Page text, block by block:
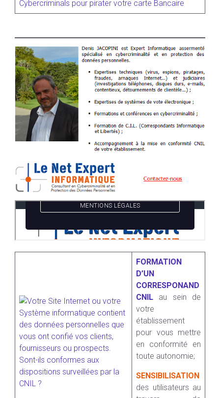
Cybercriminals pour pirater votre carte Bancaire
FORMATION
D’UN
CORRESPONAND
CNIL
au sein de
votre
établissement
pour vous mettre
en conformité en
toute autonomie;
SENSIBILISATION
des utilisateurs au